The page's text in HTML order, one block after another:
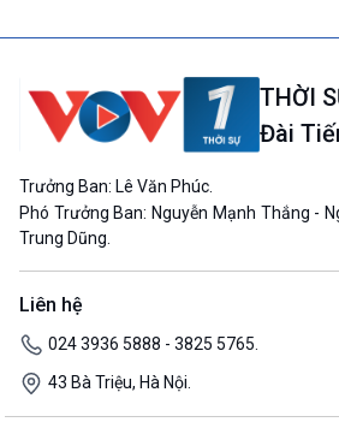
THỜI
Đài
Trưởng Ban: Lê Văn Phúc.
Phó Trưởng Ban: Nguyễn Mạnh Thắng -
Trung Dũng.
Liên hệ
024 3936 5888 - 3825 5765.
43 Bà Triệu, Hà Nội.